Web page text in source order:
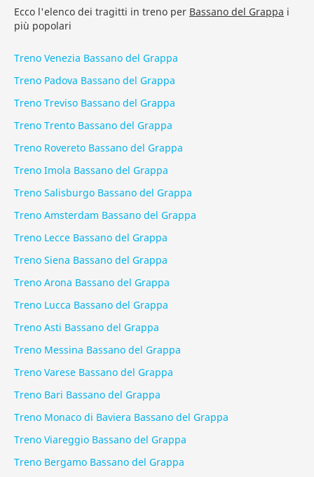
Ecco l'elenco dei tragitti in treno per Bassano del Grappa i
più popolari
Treno Venezia Bassano del Grappa
Treno Padova Bassano del Grappa
Treno Treviso Bassano del Grappa
Treno Trento Bassano del Grappa
Treno Rovereto Bassano del Grappa
Treno Imola Bassano del Grappa
Treno Salisburgo Bassano del Grappa
Treno Amsterdam Bassano del Grappa
Treno Lecce Bassano del Grappa
Treno Siena Bassano del Grappa
Treno Arona Bassano del Grappa
Treno Lucca Bassano del Grappa
Treno Asti Bassano del Grappa
Treno Messina Bassano del Grappa
Treno Varese Bassano del Grappa
Treno Bari Bassano del Grappa
Treno Monaco di Baviera Bassano del Grappa
Treno Viareggio Bassano del Grappa
Treno Bergamo Bassano del Grappa